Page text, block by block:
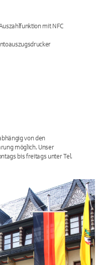
mit NFC
von den
möglich. Unser
bis freitags unter Tel.